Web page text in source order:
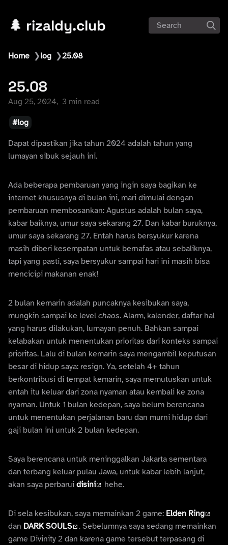
🌲 rizaldy.club Search
Home ❯log ❯25.08
25.08
Aug 25, 2024 3 min read
log
Dapat dipastikan jika tahun 2024 adalah tahun yang
lumayan sibuk sejauh ini.
Ada beberapa pembaruan yang ingin saya bagikan ke
internet khususnya di bulan ini, mari dimulai dengan
pembaruan membosankan: Agustus adalah bulan saya,
kabar baiknya, umur saya sekarang 27. Dan kabar buruknya,
umur saya sekarang 27. Entah harus bersyukur karena
masih diberi kesempatan untuk bernafas atau sebaliknya,
tapi yang pasti, saya bersyukur sampai hari ini masih bisa
mencicipi makanan enak!
2 bulan kemarin adalah puncaknya kesibukan saya,
mungkin sampai ke level chaos. Alarm, kalender, daftar hal
yang harus dilakukan, lumayan penuh. Bahkan sampai
kelabakan untuk menentukan prioritas dari konteks sampai
prioritas. Lalu di bulan kemarin saya mengambil keputusan
besar di hidup saya: resign. Ya, setelah 4+ tahun
berkontribusi di tempat kemarin, saya memutuskan untuk
entah itu keluar dari zona nyaman atau kembali ke zona
nyaman. Untuk 1 bulan kedepan, saya belum berencana
untuk menentukan perjalanan baru dan murni hidup dari
gaji bulan ini untuk 2 bulan kedepan.
Saya berencana untuk meninggalkan Jakarta sementara
dan terbang keluar pulau Jawa, untuk kabar lebih lanjut,
akan saya perbarui disini hehe.
Di sela kesibukan, saya memainkan 2 game: Elden Ring
dan DARK SOULS
. Sebelumnya saya sedang memainkan
game Divinity 2 dan karena game tersebut terpasang di